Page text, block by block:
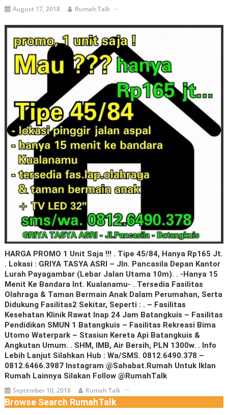
August 17, 2018 Rumah Talk
HARGA PROMO 1 Unit Saja !!! . Tipe 45/84, Hanya Rp165 Jt.
. Lokasi : GRIYA TASYA ASRI – Jln. Pancasila Depan Kantor
Lurah Payagambar (lebar Jalan Utama 10m). . -Hanya 15
Menit Ke Bandara Int. Kualanamu- . Tersedia Fasilitas
Olahraga & Taman Bermain Anak Dalam Perumahan, Serta
Didukung Fasilitas2 Sekitar, Seperti : . – Fasilitas
Kesehatan Klinik Rawat Inap 24 Jam Batangkuis – Fasilitas
Pendidikan SMUN 1 Batangkuis – Fasilitas Rekreasi Bima
Utomo Waterpark – Stasiun Kereta Api Batangkuis &
Angkutan Umum. . SHM, IMB, Air Bersih, PLN 1300w. . Info
Lebih Lanjut Silahkan Hub : Wa/SMS. 0812.6490.378 –
0812.6466.3987 Instagram @sahabat.rumah Untuk Iklan
Rumah Lainnya Silakan Follow @RumahTalk
September 10, 2018 Rumah Talk
Browse Search RumahTalk